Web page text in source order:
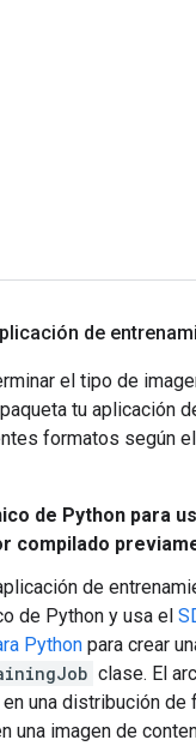
de
el tipo de
tu aplicación
formatos según
de Python para
compilado
de
de Python y usa el
Python para crear
clase. El
una distribución de
una imagen de